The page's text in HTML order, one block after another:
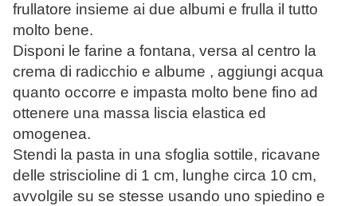
frullatore insieme ai due albumi e frulla il tutto
molto bene.
Disponi le farine a fontana, versa al centro la
crema di radicchio e albume , aggiungi acqua
quanto occorre e impasta molto bene fino ad
ottenere una massa liscia elastica ed
omogenea.
Stendi la pasta in una sfoglia sottile, ricavane
delle striscioline di 1 cm, lunghe circa 10 cm,
avvolgile su se stesse usando uno spiedino e